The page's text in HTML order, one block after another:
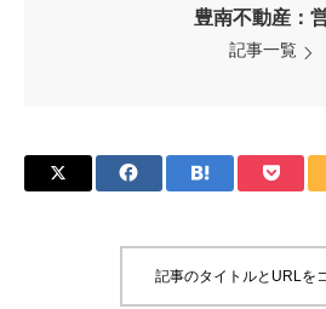
豊南不動産：
記事一覧
記事のタイトルとURLを